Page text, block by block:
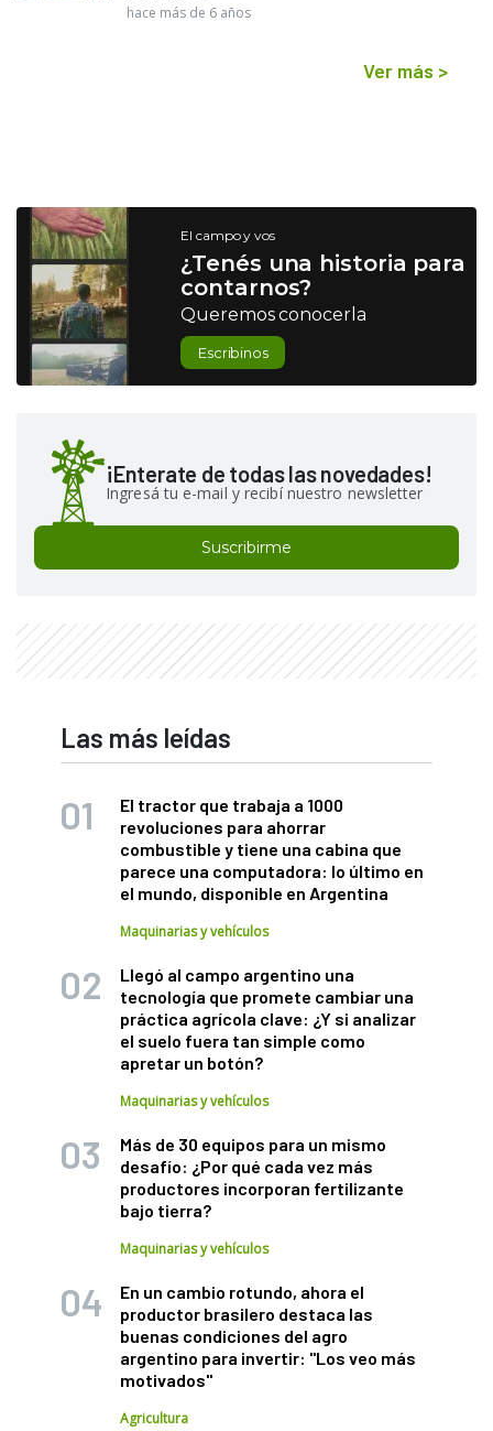
hace más de 6 años
Ver más >
El campo y vos
¿Tenés una historia para
contarnos?
Queremos conocerla
Escribinos
¡Enterate de todas las novedades!
Ingresá tu e-mail y recibí nuestro newsletter
Suscribirme
Las más leídas
El tractor que trabaja a 1000
revoluciones para ahorrar
combustible y tiene una cabina que
parece una computadora: lo último en
el mundo, disponible en Argentina
Maquinarias y vehículos
Llegó al campo argentino una
tecnología que promete cambiar una
práctica agrícola clave: ¿Y si analizar
el suelo fuera tan simple como
apretar un botón?
Maquinarias y vehículos
Más de 30 equipos para un mismo
desafío: ¿Por qué cada vez más
productores incorporan fertilizante
bajo tierra?
Maquinarias y vehículos
En un cambio rotundo, ahora el
productor brasilero destaca las
buenas condiciones del agro
argentino para invertir: "Los veo más
motivados"
Agricultura